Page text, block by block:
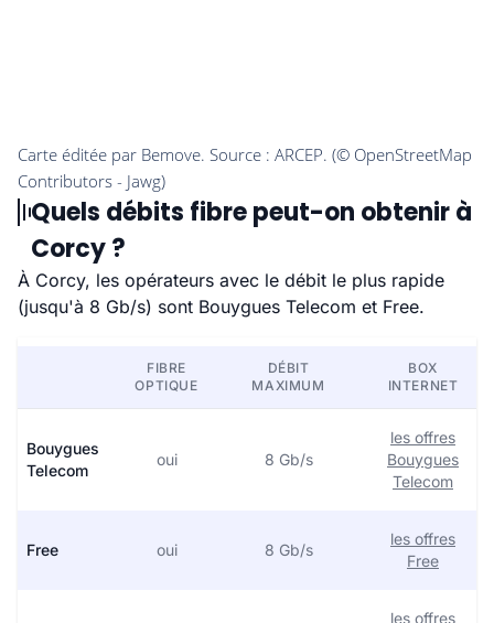
Quels débits fibre peut-on obtenir à
Corcy ?
À Corcy, les opérateurs avec le débit le plus rapide
(jusqu'à 8 Gb/s) sont Bouygues Telecom et Free.
FIBRE
OPTIQUE
DÉBIT
MAXIMUM
BOX
INTERNET
Bouygues
Telecom
oui 8 Gb/s
les offres
Bouygues
Telecom
Free oui 8 Gb/s
les offres
Free
les offres